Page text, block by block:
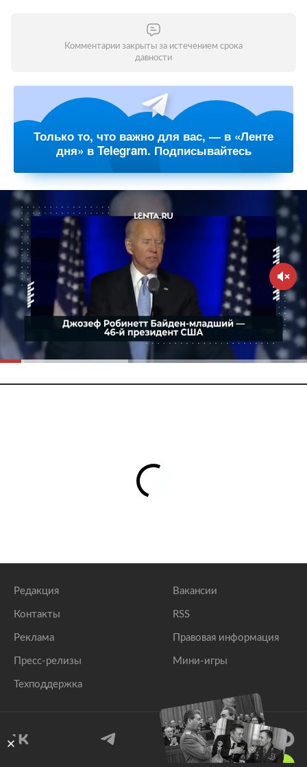
Комментарии закрыты за истечением срока
давности
Только то, что важно для вас, — в «Ленте
дня» в Telegram. Подписывайтесь
Редакция
Контакты
Реклама
Пресс-релизы
Техподдержка
Вакансии
RSS
Правовая информация
Мини-игры